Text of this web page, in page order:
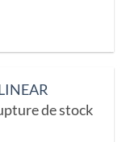
de stock